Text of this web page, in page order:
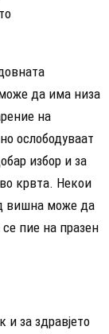
да има низа
на
ослободуваат
избор и за
крвта. Некои
вишна може да
пие на празен
за здравјето